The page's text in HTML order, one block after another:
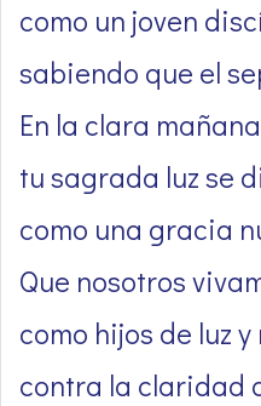
como un joven
sabiendo que el
En la clara
tu sagrada luz se
como una gracia
Que nosotros
como hijos de luz
contra la claridad